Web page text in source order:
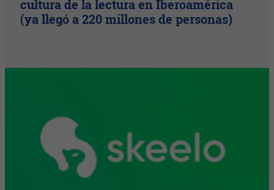
cultura de la lectura en Iberoamérica
(ya llegó a 220 millones de personas)